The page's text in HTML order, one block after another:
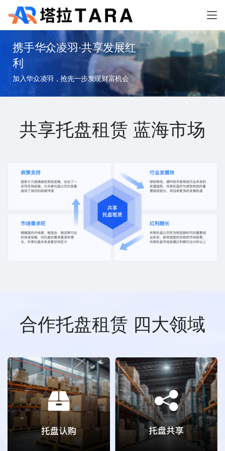
携手华众凌羽·共享发展红
利
加入华众凌羽，抢先一步发现财富机会
共享托盘租赁 蓝海市场
合作托盘租赁 四大领域